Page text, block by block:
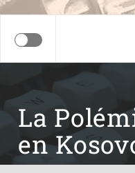
La
en